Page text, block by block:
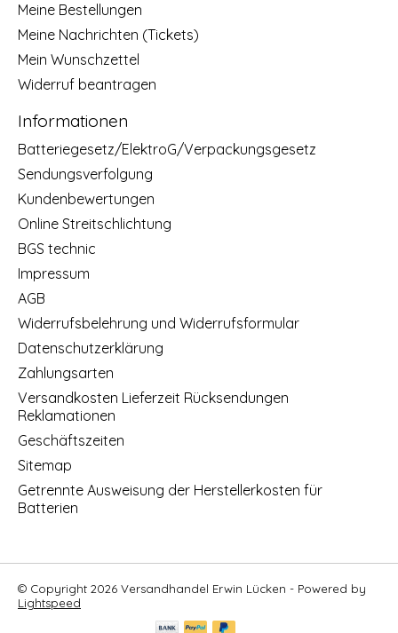
Meine Bestellungen
Meine Nachrichten (Tickets)
Mein Wunschzettel
Widerruf beantragen
Informationen
Batteriegesetz/ElektroG/Verpackungsgesetz
Sendungsverfolgung
Kundenbewertungen
Online Streitschlichtung
BGS technic
Impressum
AGB
Widerrufsbelehrung und Widerrufsformular
Datenschutzerklärung
Zahlungsarten
Versandkosten Lieferzeit Rücksendungen
Reklamationen
Geschäftszeiten
Sitemap
Getrennte Ausweisung der Herstellerkosten für
Batterien
© Copyright 2026 Versandhandel Erwin Lücken - Powered by
Lightspeed